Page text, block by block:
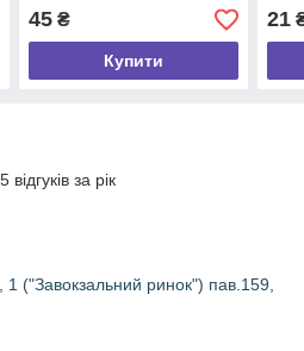
45₴
Купити
21
за рік
1 ("Завокзальний ринок") пав.159,